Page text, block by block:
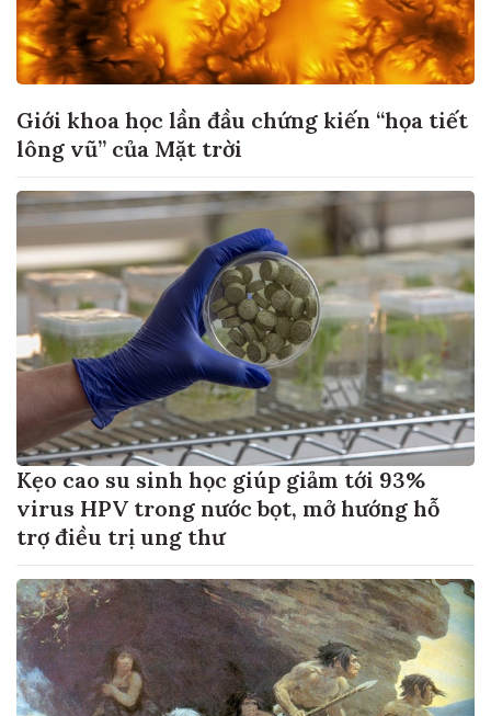
Giới khoa học lần đầu chứng kiến “họa tiết
lông vũ” của Mặt trời
Kẹo cao su sinh học giúp giảm tới 93%
virus HPV trong nước bọt, mở hướng hỗ
trợ điều trị ung thư